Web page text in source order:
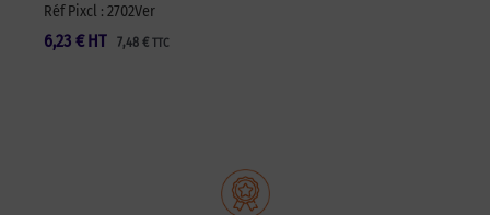
Réf Pixcl : 2702Ver
6,23 € 7,48 € TTC
HT